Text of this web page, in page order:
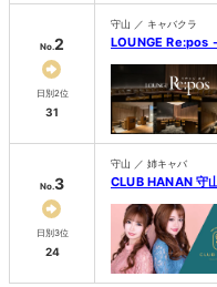
No.2
日別2位
31
守山 ／ キャバクラ
LOUNGE Re:pos
No.3
日別3位
24
守山 ／ 姉キャバ
CLUB HANAN 守